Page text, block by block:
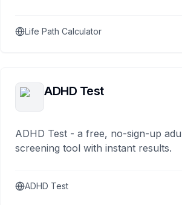
Life Path Calculator
ADHD Test
ADHD Test - a free, no-sign-up
screening tool with instant results.
ADHD Test